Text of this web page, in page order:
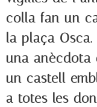
colla fan un
la plaça
una anècdota
un castell
a totes les